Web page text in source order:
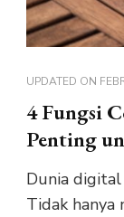
UPDATED ON
4 Fungsi
Penting
Dunia digital
Tidak hanya